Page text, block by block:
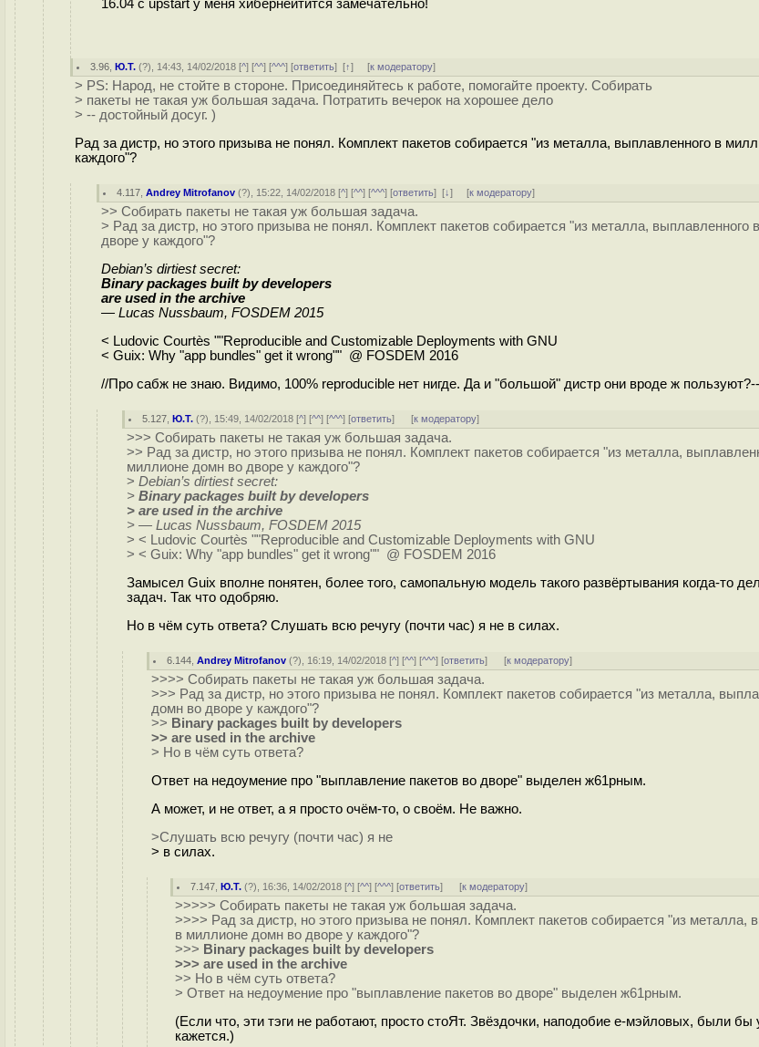
16.04 c upstart у меня хибернейтится замечательно!
3.96 ,Ю.Т. (?), 14:43, 14/02/2018 [^] [^^] [^^^] [ответить][↑] [к модератору]
> PS: Народ, не стойте в стороне. Присоединяйтесь к работе, помогайте проекту. Собирать
> пакеты не такая уж большая задача. Потратить вечерок на хорошее дело
> -- достойный досуг. )
Рад за дистр, но этого призыва не понял. Комплект пакетов собирается "из металла, выплавленного в
каждого"?
4.117 ,Andrey Mitrofanov (?), 15:22, 14/02/2018 [^] [^^] [^^^] [ответить][↓] [к модератору]
>> Собирать пакеты не такая уж большая задача.
> Рад за дистр, но этого призыва не понял. Комплект пакетов собирается "из металла, выплавленного
дворе у каждого"?
Debian’s dirtiest secret:
Binary packages built by developers
are used in the archive
— Lucas Nussbaum, FOSDEM 2015
< Ludovic Courtès ""Reproducible and Customizable Deployments with GNU
< Guix: Why "app bundles" get it wrong"" @ FOSDEM 2016
//Про сабж не знаю. Видимо, 100% reproducible нет нигде. Да и "большой" дистр они вроде ж пользуют?--
5.127 ,Ю.Т. (?), 15:49, 14/02/2018 [^] [^^] [^^^] [ответить] [к модератору]
>>> Собирать пакеты не такая уж большая задача.
>> Рад за дистр, но этого призыва не понял. Комплект пакетов собирается "из металла,
миллионе домн во дворе у каждого"?
> Debian’s dirtiest secret:
> Binary packages built by developers
> are used in the archive
> — Lucas Nussbaum, FOSDEM 2015
> < Ludovic Courtès ""Reproducible and Customizable Deployments with GNU
> < Guix: Why "app bundles" get it wrong"" @ FOSDEM 2016
Замысел Guix вполне понятен, более того, самопальную модель такого развёртывания когда-то
задач. Так что одобряю.
Но в чём суть ответа? Слушать всю речугу (почти час) я не в силах.
6.144 ,Andrey Mitrofanov (?), 16:19, 14/02/2018 [^] [^^] [^^^] [ответить] [к модератору]
>>>> Собирать пакеты не такая уж большая задача.
>>> Рад за дистр, но этого призыва не понял. Комплект пакетов собирается "из металла,
домн во дворе у каждого"?
>> Binary packages built by developers
>> are used in the archive
> Но в чём суть ответа?
Ответ на недоумение про "выплавление пакетов во дворе" выделен ж61рным.
А может, и не ответ, а я просто очём-то, о своём. Не важно.
>Слушать всю речугу (почти час) я не
> в силах.
7.147 ,Ю.Т. (?), 16:36, 14/02/2018 [^] [^^] [^^^] [ответить] [к модератору]
>>>>> Собирать пакеты не такая уж большая задача.
>>>> Рад за дистр, но этого призыва не понял. Комплект пакетов собирается "из металла,
в миллионе домн во дворе у каждого"?
>>> Binary packages built by developers
>>> are used in the archive
>> Но в чём суть ответа?
> Ответ на недоумение про "выплавление пакетов во дворе" выделен ж61рным.
(Если что, эти тэги не работают, просто стоЯт. Звёздочки, наподобие е-мэйловых, были бы
кажется.)